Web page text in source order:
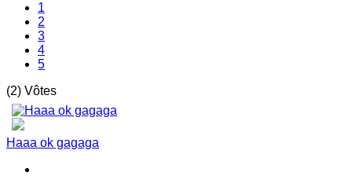
1
2
3
4
5
(2) Vôtes
Haaa ok gagaga